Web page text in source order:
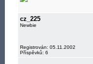
cz_225
Newbie
Registrován: 05.11.2002
Příspěvků: 6